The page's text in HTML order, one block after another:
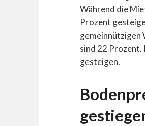
Während die
Prozent
gemeinnützigen
sind 22 Prozent.
gesteigen.